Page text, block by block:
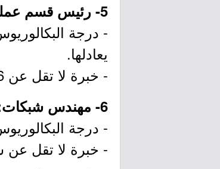
5- رئيس قسم عمليات الأصول:
- درجة
يعادلها.
- خبرة لا تقل عن 6 سنوات في إدارة الأصول أو مجال ذات صلة.
6- مهندس شبكات:
- درجة
- خبرة لا تقل عن